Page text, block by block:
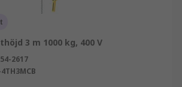
3 m 1000 kg, 400 V
2617